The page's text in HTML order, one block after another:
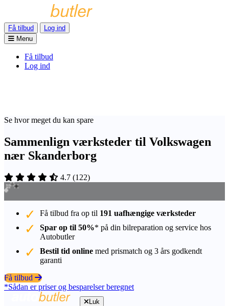
Få tilbud
Log ind
Menu
Få tilbud
Log ind
Se hvor meget du kan spare
Sammenlign værksteder til Volkswagen
nær Skanderborg
4.7 (122)
Få tilbud fra op til 191 uafhængige værksteder
Spar op til 50%* på din bilreparation og service hos
Autobutler
Bestil tid online med prismatch og 3 års godkendt
garanti
Få tilbud
*Sådan er priser og besparelser beregnet
Luk